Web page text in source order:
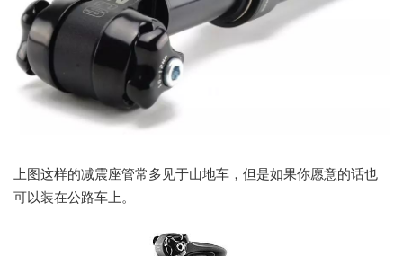
上图这样的减震座管常多见于山地车，但是如果你愿意的话也
可以装在公路车上。